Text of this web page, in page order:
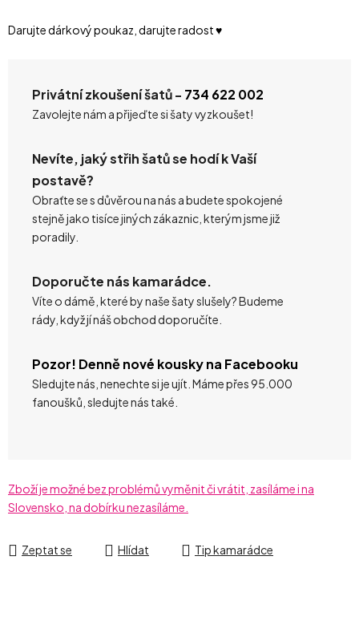
Darujte dárkový poukaz, darujte radost ♥️
Privátní zkoušení šatů - 734 622 002
Zavolejte nám a přijeďte si šaty vyzkoušet!
Nevíte, jaký střih šatů se hodí k Vaší
postavě?
Obraťte se s důvěrou na nás a budete spokojené
stejně jako tisíce jiných zákaznic, kterým jsme již
poradily.
Doporučte nás kamarádce.
Víte o dámě, které by naše šaty slušely? Budeme
rády, když jí náš obchod doporučíte.
Pozor! Denně nové kousky na Facebooku
Sledujte nás, nenechte si je ujít. Máme přes 95.000
fanoušků, sledujte nás také.
Zboží je možné bez problémů vyměnit či vrátit, zasíláme i na
Slovensko, na dobírku nezasíláme.
Zeptat se Hlídat Tip kamarádce